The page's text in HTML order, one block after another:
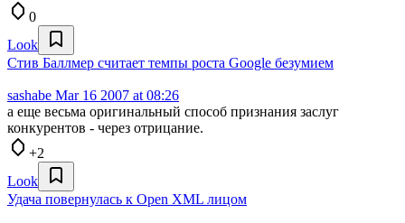
0
Look
Стив Баллмер считает темпы роста Google безумием
sashabe Mar 16 2007 at 08:26
а еще весьма оригинальный способ признания заслуг
конкурентов - через отрицание.
+2
Look
Удача повернулась к Open XML лицом